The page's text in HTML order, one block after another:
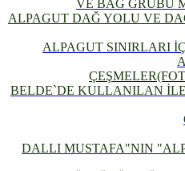
VE BAĞ GRUBU
ALPAGUT DAĞ YOLU VE
ALPAGUT SINIRLARI
BELDE`DE KULLANILAN
DALLI MUSTAFA"NIN